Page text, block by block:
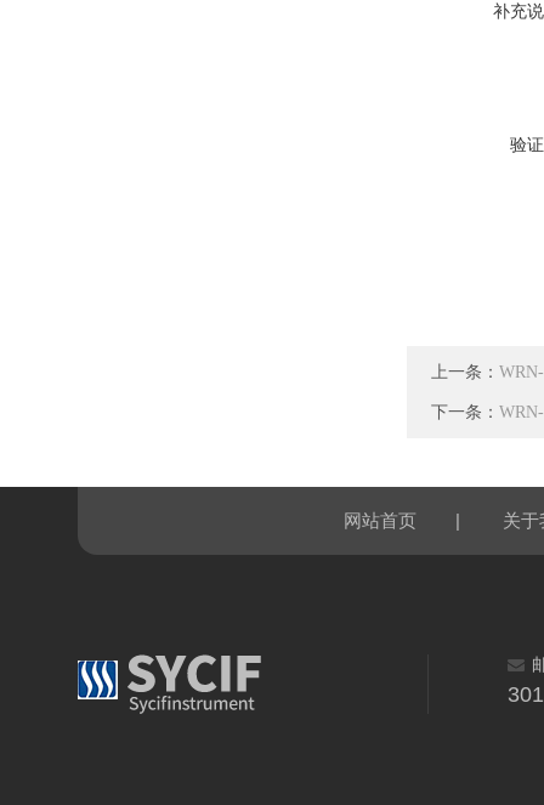
补充
验
上一条：
下一条：
网站首页 | 关于